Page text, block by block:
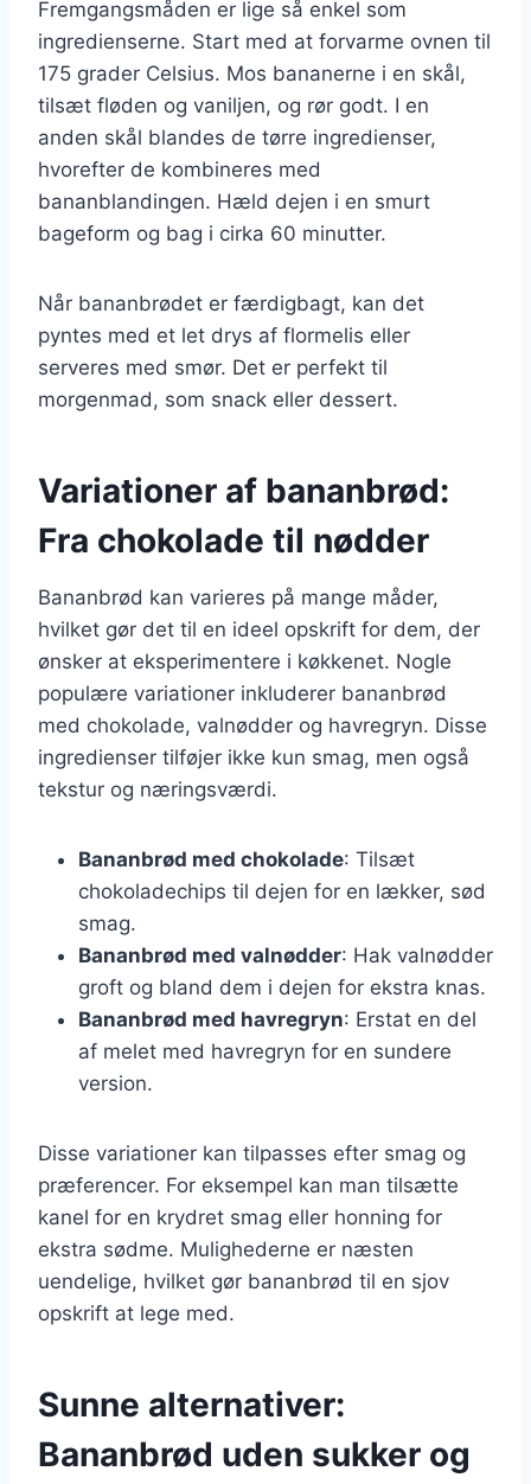
Fremgangsmåden er lige så enkel som
ingredienserne. Start med at forvarme ovnen til
175 grader Celsius. Mos bananerne i en skål,
tilsæt fløden og vaniljen, og rør godt. I en
anden skål blandes de tørre ingredienser,
hvorefter de kombineres med
bananblandingen. Hæld dejen i en smurt
bageform og bag i cirka 60 minutter.
Når bananbrødet er færdigbagt, kan det
pyntes med et let drys af flormelis eller
serveres med smør. Det er perfekt til
morgenmad, som snack eller dessert.
Variationer af bananbrød:
Fra chokolade til nødder
Bananbrød kan varieres på mange måder,
hvilket gør det til en ideel opskrift for dem, der
ønsker at eksperimentere i køkkenet. Nogle
populære variationer inkluderer bananbrød
med chokolade, valnødder og havregryn. Disse
ingredienser tilføjer ikke kun smag, men også
tekstur og næringsværdi.
Bananbrød med chokolade: Tilsæt
chokoladechips til dejen for en lækker, sød
smag.
Bananbrød med valnødder: Hak valnødder
groft og bland dem i dejen for ekstra knas.
Bananbrød med havregryn: Erstat en del
af melet med havregryn for en sundere
version.
Disse variationer kan tilpasses efter smag og
præferencer. For eksempel kan man tilsætte
kanel for en krydret smag eller honning for
ekstra sødme. Mulighederne er næsten
uendelige, hvilket gør bananbrød til en sjov
opskrift at lege med.
Sunne alternativer:
Bananbrød uden sukker og